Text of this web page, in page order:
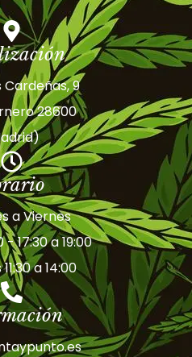
9
28600
a Viernes
- 17:30 a 19:00
a 14:00